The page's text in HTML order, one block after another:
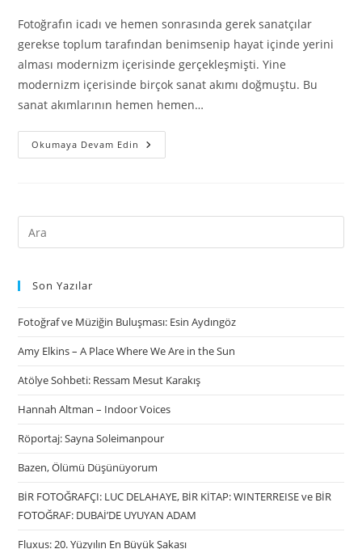
Fotoğrafın icadı ve hemen sonrasında gerek sanatçılar
gerekse toplum tarafından benimsenip hayat içinde yerini
alması modernizm içerisinde gerçekleşmişti. Yine
modernizm içerisinde birçok sanat akımı doğmuştu. Bu
sanat akımlarının hemen hemen…
Okumaya Devam Edin
Son Yazılar
Fotoğraf ve Müziğin Buluşması: Esin Aydıngöz
Amy Elkins – A Place Where We Are in the Sun
Atölye Sohbeti: Ressam Mesut Karakış
Hannah Altman – Indoor Voices
Röportaj: Sayna Soleimanpour
Bazen, Ölümü Düşünüyorum
BİR FOTOĞRAFÇI: LUC DELAHAYE, BİR KİTAP: WINTERREISE ve BİR
FOTOĞRAF: DUBAİ’DE UYUYAN ADAM
Fluxus: 20. Yüzyılın En Büyük Şakası